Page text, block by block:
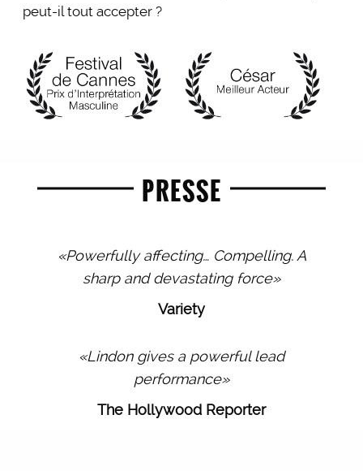
peut-il tout accepter ?
PRESSE
«Powerfully affecting… Compelling. A
sharp and devastating force»
Variety
«Lindon gives a powerful lead
performance»
The Hollywood Reporter